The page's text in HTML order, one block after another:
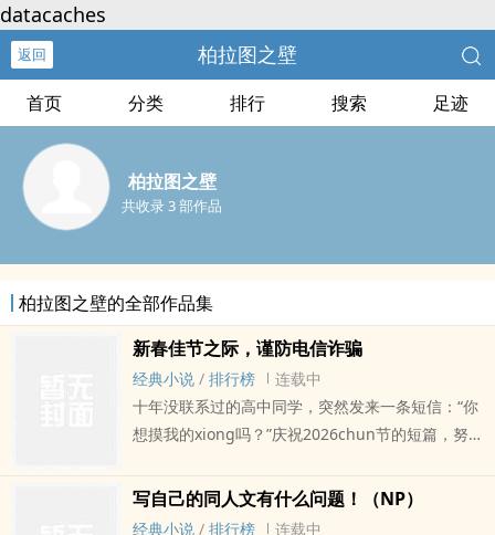
datacaches
返回 柏拉图之壁
首页 分类 排行 搜索 足迹
柏拉图之壁
共收录 3 部作品
柏拉图之壁的全部作品集
新春佳节之际，谨防电信诈骗
经典小说 / 排行榜
连载中
十年没联系过的高中同学，突然发来一条短信：“你
想摸我的xiong吗？”庆祝2026chun节的短篇，努力
写自己的同人文有什么问题！（NP）
经典小说 / 排行榜
连载中